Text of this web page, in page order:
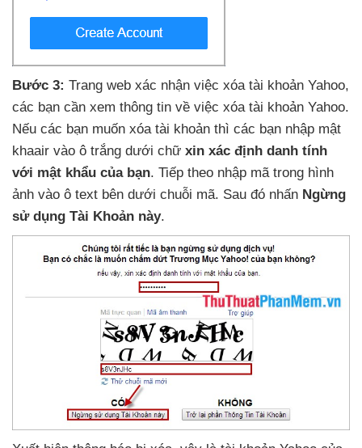
Bước 3: Trang web xác nhận việc xóa tài khoản Yahoo,
các bạn cần xem thông tin về việc xóa tài khoản Yahoo.
Nếu các bạn muốn xóa tài khoản thì các bạn nhập mật
khaair vào ô trắng dưới chữ xin xác định danh tính
với mật khẩu của bạn. Tiếp theo nhập mã trong hình
ảnh vào ô text bên dưới chuỗi mã. Sau đó nhấn Ngừng
sử dụng Tài Khoản này.